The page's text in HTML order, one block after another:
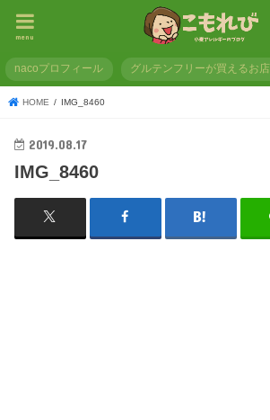
menu
nacoプロフィール グルテンフリーが買えるお店
HOME IMG_8460
2019.08.17
IMG_8460